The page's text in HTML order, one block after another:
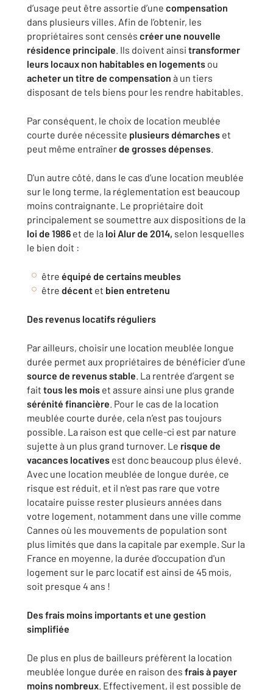
d’usage peut être assortie d’une compensation
dans plusieurs villes. Afin de l’obtenir, les
propriétaires sont censés créer une nouvelle
résidence principale. Ils doivent ainsi transformer
leurs locaux non habitables en logements ou
acheter un titre de compensation à un tiers
disposant de tels biens pour les rendre habitables.
Par conséquent, le choix de location meublée
courte durée nécessite plusieurs démarches et
peut même entraînerde grosses dépenses.
D'un autre côté, dans le cas d’une location meublée
sur le long terme, la réglementation est beaucoup
moins contraignante. Le propriétaire doit
principalement se soumettre aux dispositions de la
loi de 1986 et de la loi Alur de 2014, selon lesquelles
le bien doit :
être équipé de certains meubles
être décent et bien entretenu
Des revenus locatifs réguliers
Par ailleurs, choisir une location meublée longue
durée permet aux propriétaires de bénéficier d’une
source de revenus stable. La rentrée d’argent se
fait tous les mois et assure ainsi une plus grande
sérénité financière. Pour le cas de la location
meublée courte durée, cela n’est pas toujours
possible. La raison est que celle-ci est par nature
sujette à un plus grand turnover. Le risque de
vacances locatives est donc beaucoup plus élevé.
Avec une location meublée de longue durée, ce
risque est réduit, et il n'est pas rare que votre
locataire puisse rester plusieurs années dans
votre logement, notamment dans une ville comme
Cannes où les mouvements de population sont
plus limités que dans la capitale par exemple. Sur la
France en moyenne, la durée d'occupation d'un
logement sur le parc locatif est ainsi de 45 mois,
soit presque 4 ans !
Des frais moins importants et une gestion
simplifiée
De plus en plus de bailleurs préfèrent la location
meublée longue durée en raison des frais à payer
moins nombreux. Effectivement, il est possible de